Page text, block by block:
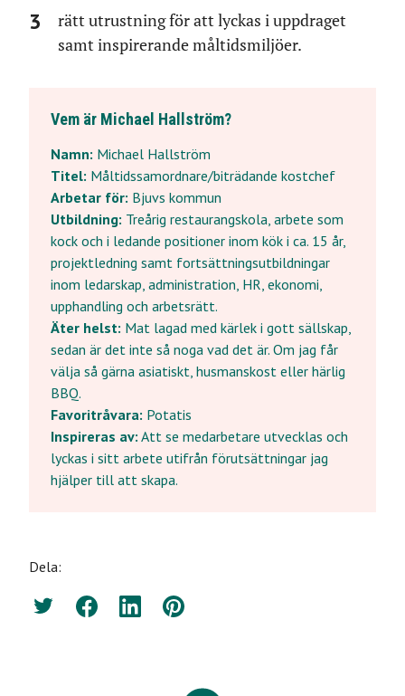
rätt utrustning för att lyckas i uppdraget
samt inspirerande måltidsmiljöer.
Vem är Michael Hallström?
Namn: Michael Hallström
Titel: Måltidssamordnare/biträdande kostchef
Arbetar för: Bjuvs kommun
Utbildning: Treårig restaurangskola, arbete som
kock och i ledande positioner inom kök i ca. 15 år,
projektledning samt fortsättningsutbildningar
inom ledarskap, administration, HR, ekonomi,
upphandling och arbetsrätt.
Äter helst: Mat lagad med kärlek i gott sällskap,
sedan är det inte så noga vad det är. Om jag får
välja så gärna asiatiskt, husmanskost eller härlig
BBQ.
Favoritråvara: Potatis
Inspireras av: Att se medarbetare utvecklas och
lyckas i sitt arbete utifrån förutsättningar jag
hjälper till att skapa.
Dela:
TwitterFacebookLinkedInPinterest